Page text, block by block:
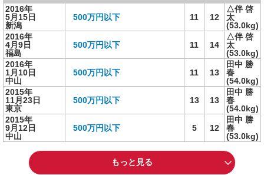
2016年
5月15日
新潟
500万円以下 11 12
△伴 啓
太
(53.0kg)
2016年
4月9日
福島
500万円以下 11 14
△伴 啓
太
(53.0kg)
2016年
1月10日
中山
500万円以下 11 13
田中 勝
春
(54.0kg)
2015年
11月23日
東京
500万円以下 13 13
田中 勝
春
(54.0kg)
2015年
9月12日
中山
500万円以下 5 12
田中 勝
春
(53.0kg)
もっと見る